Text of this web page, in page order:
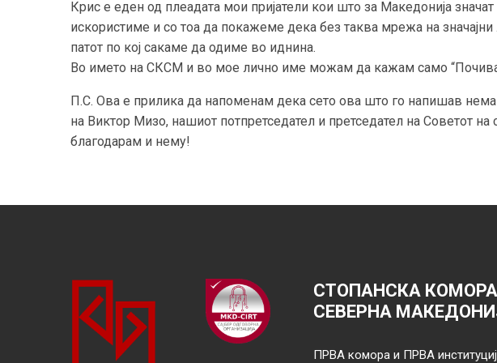
Крис е еден од плеадата мои пријатели кои што за Македонија
искористиме и со тоа да покажеме дека без таква мрежа на
патот по кој сакаме да одиме во иднина.
Во името на СКСМ и во мое лично име можам да кажам само
П.С. Ова е прилика да напоменам дека сето ова што го напишав
на Виктор Мизо, нашиот потпретседател и претседател на Советот на
благодарам и нему!
СТОПАНСКА
СЕВЕРНА
ПРВА комора и ПРВА